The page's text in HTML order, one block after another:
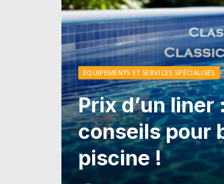
ÉQUIPEMENTS ET SERVICES SPÉCIALISÉS
Prix d’un
conseils pour
piscine !